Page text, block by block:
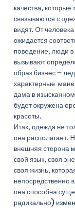
качества,
связываются с
видят. От
ожидается
поведение, люди
вызывают
образ бизнес –
характерные
дама в
будет окружена
красоты.
Итак, одежда не
она располагает.
внешняя сторона
свой язык, своя
своя жизнь,
непосредственно
она способна
радикально)